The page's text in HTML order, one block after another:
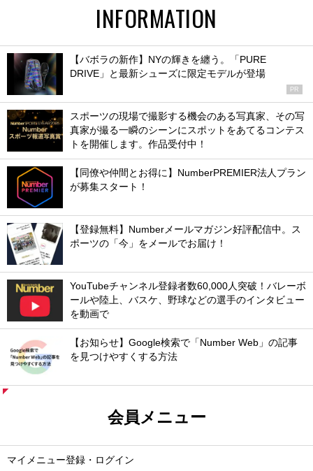
INFORMATION
【バボラの新作】NYの輝きを纏う。「PURE
DRIVE」と最新シューズに限定モデルが登場
PR
スポーツの現場で撮影する機会のある写真家、その写
真家が撮る一瞬のシーンにスポットをあてるコンテス
トを開催します。作品受付中！
【同僚や仲間とお得に】NumberPREMIER法人プラン
が募集スタート！
【登録無料】Numberメールマガジン好評配信中。ス
ポーツの「今」をメールでお届け！
YouTubeチャンネル登録者数60,000人突破！バレーボ
ールや陸上、バスケ、野球などの選手のインタビュー
を動画で
【お知らせ】Google検索で「Number Web」の記事
を見つけやすくする方法
会員メニュー
マイメニュー登録・ログイン